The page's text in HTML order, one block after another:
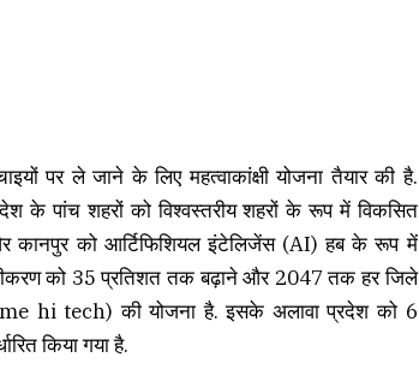
पर ले जाने के लिए महत्वाकांक्षी योजना तैयार की है.
के पांच शहरों को विश्वस्तरीय शहरों के रूप में विकसित
को आर्टिफिशियल इंटेलिजेंस (AI) हब के रूप में
को 35 प्रतिशत तक बढ़ाने और 2047 तक हर जिले
hi tech) की योजना है. इसके अलावा प्रदेश को 6
किया गया है.